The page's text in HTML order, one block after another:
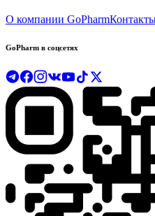
О компании GoPharm
GoPharm в соцсетях